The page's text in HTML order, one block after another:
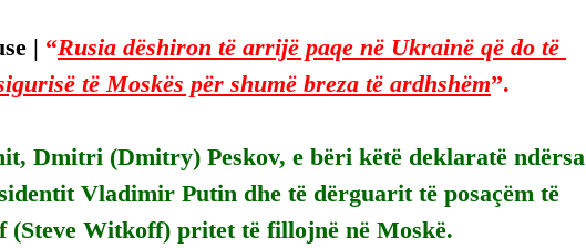
| “Rusia dëshiron të arrijë paqe në Ukrainë që do të
të Moskës për shumë breza të ardhshëm”.
Dmitri (Dmitry) Peskov, e bëri këtë deklaratë ndërsa
Vladimir Putin dhe të dërguarit të posaçëm të
(Steve Witkoff) pritet të fillojnë në Moskë.